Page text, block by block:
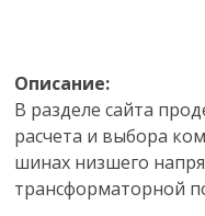
Описание:
В разделе сайта
расчета и выбора
шинах низшего
трансформаторной